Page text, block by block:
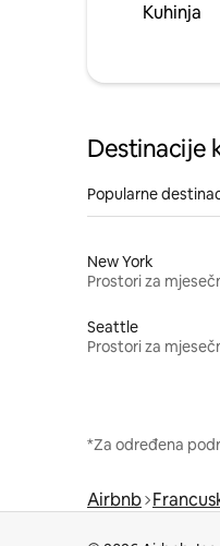
Kuhinja
Destinacije
Popularne
New York
Prostori za
Seattle
Prostori za
*Za određena
Airbnb